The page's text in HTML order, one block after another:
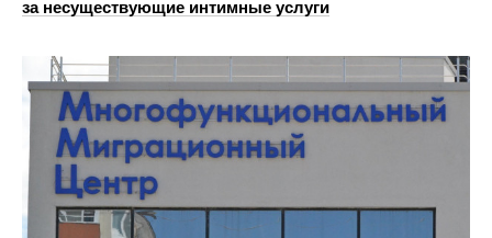
за несуществующие интимные услуги